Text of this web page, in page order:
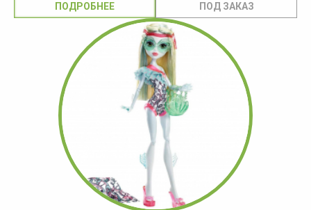
ПОДРОБНЕЕ